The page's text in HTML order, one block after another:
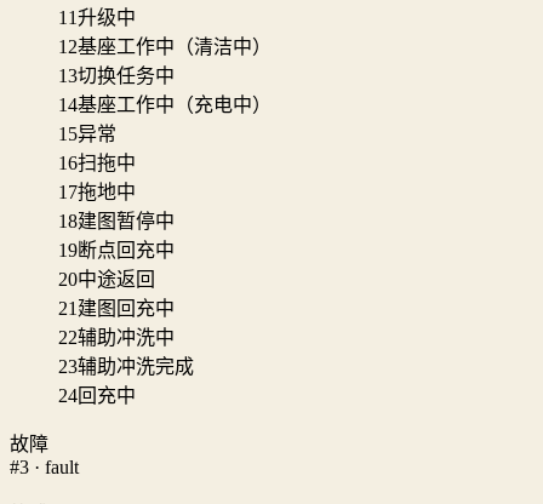
11升级中
12基座工作中（清洁中）
13切换任务中
14基座工作中（充电中）
15异常
16扫拖中
17拖地中
18建图暂停中
19断点回充中
20中途返回
21 建图回充中
22辅助冲洗中
23辅助冲洗完成
24回充中
故障
#3 · fault